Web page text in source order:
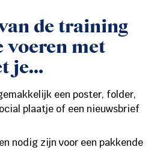
de training
voeren met
je…
een poster, folder,
plaatje of een nieuwsbrief
nodig zijn voor een pakkende